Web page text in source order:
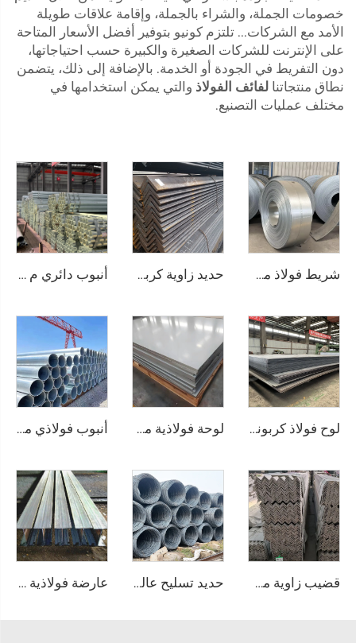
خصومات الجملة، والشراء بالجملة، وإقامة علاقات طويلة
الأمد مع الشركات... تلتزم كونيو بتوفير أفضل الأسعار المتاحة
على الإنترنت للشركات الصغيرة والكبيرة حسب احتياجاتها،
دون التفريط في الجودة أو الخدمة. بالإضافة إلى ذلك، يتضمن
نطاق منتجاتنا لفائف الفولاذ والتي يمكن استخدامها في
مختلف عمليات التصنيع.
شريط فولاذ مجلفن حديد زاوية كربوني زاوية فولاذية متساوية الأضلاع أنبوب دائري م Seamless مغلفن
لوح فولاذ كربوني، لوح فولاذي مربع لوحة فولاذية مقاومة للصدأ أنبوب فولاذي مقاوم للصدأ 304 و316 و201، أنابيب دائرية غير ملحومة
قضيب زاوية من الفولاذ المقاوم للصدأ بحجم مخصص حديد تسليح عالي الجودة من الصلب الكربوني عارضة فولاذية مغلفنة من الصلب A36